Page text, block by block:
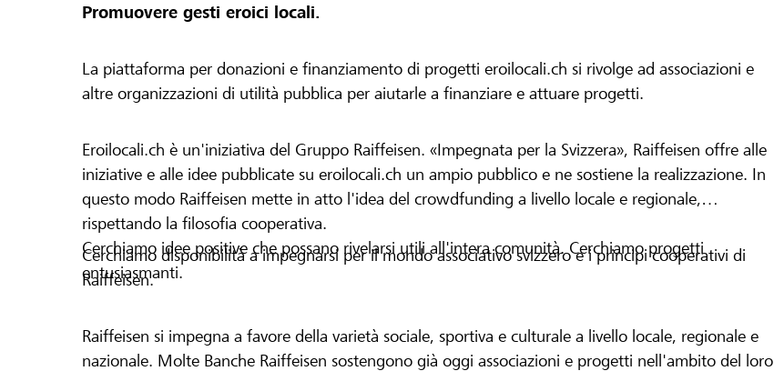
Promuovere gesti eroici locali.
La piattaforma per donazioni e finanziamento di progetti eroilocali.ch si rivolge ad associazioni e
altre organizzazioni di utilità pubblica per aiutarle a finanziare e attuare progetti.
Eroilocali.ch è un'iniziativa del Gruppo Raiffeisen. «Impegnata per la Svizzera», Raiffeisen offre alle
iniziative e alle idee pubblicate su eroilocali.ch un ampio pubblico e ne sostiene la realizzazione. In
questo modo Raiffeisen mette in atto l'idea del crowdfunding a livello locale e regionale,
rispettando la filosofia cooperativa.
Cerchiamo idee positive che possano rivelarsi utili all'intera comunità. Cerchiamo progetti
entusiasmanti.
Cerchiamo disponibilità a impegnarsi per il mondo associativo svizzero e i principi cooperativi di
Raiffeisen.
Raiffeisen si impegna a favore della varietà sociale, sportiva e culturale a livello locale, regionale e
nazionale. Molte Banche Raiffeisen sostengono già oggi associazioni e progetti nell'ambito del loro